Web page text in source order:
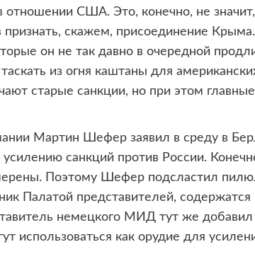
отношении США. Это, конечно, не
признать, скажем, присоединение
он не так давно в очередной
из огня каштаны для
старые санкции, но при этом
Мартин Шефер заявил в среду в
санкций против России.
Поэтому Шефер подсластил
Палатой представителей,
немецкого МИД тут же добавил
использоваться как орудие для